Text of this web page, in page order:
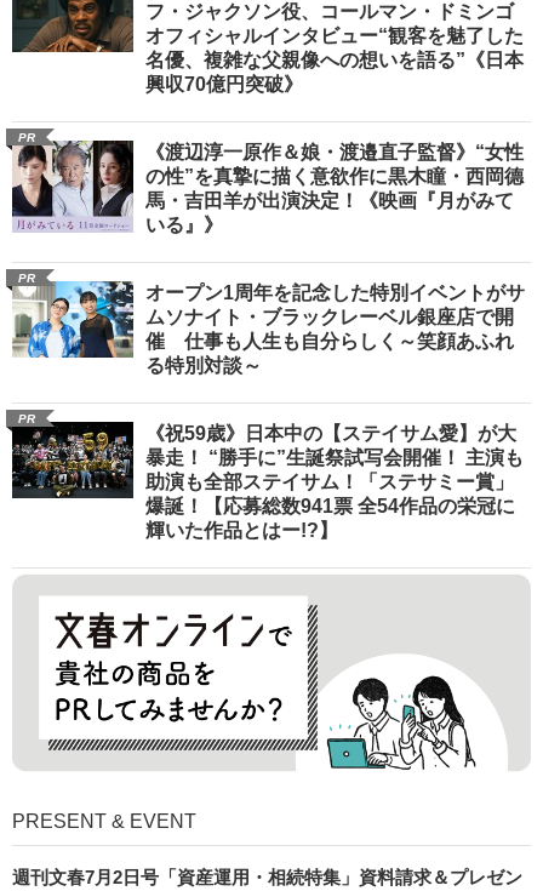
フ・ジャクソン役、コールマン・ドミンゴ
オフィシャルインタビュー“観客を魅了した
名優、複雑な父親像への想いを語る”《日本
興収70億円突破》
PR
《渡辺淳一原作＆娘・渡邉直子監督》“女性
の性”を真摯に描く意欲作に黒木瞳・西岡德
馬・吉田羊が出演決定！《映画『月がみて
いる』》
PR
オープン1周年を記念した特別イベントがサ
ムソナイト・ブラックレーベル銀座店で開
催 仕事も人生も自分らしく～笑顔あふれ
る特別対談～
PR
《祝59歳》日本中の【ステイサム愛】が大
暴走！ “勝手に”生誕祭試写会開催！ 主演も
助演も全部ステイサム！「ステサミー賞」
爆誕！【応募総数941票 全54作品の栄冠に
輝いた作品とはー!?】
PRESENT & EVENT
週刊文春7月2日号「資産運用・相続特集」資料請求＆プレゼン